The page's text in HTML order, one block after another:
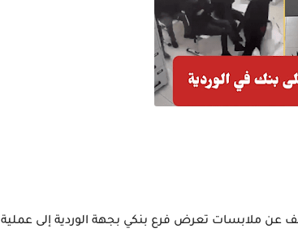
عن ملابسات تعرض فرع بنكي بجهة الوردية إلى عملية